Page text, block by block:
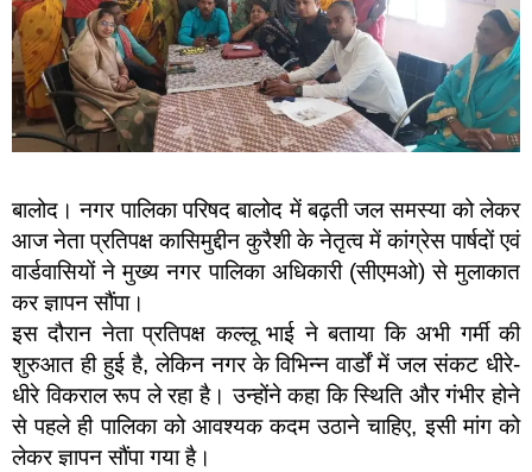
बालोद। नगर पालिका परिषद बालोद में बढ़ती जल समस्या को लेकर
आज नेता प्रतिपक्ष कासिमुद्दीन कुरैशी के नेतृत्व में कांग्रेस पार्षदों एवं
वार्डवासियों ने मुख्य नगर पालिका अधिकारी (सीएमओ) से मुलाकात
कर ज्ञापन सौंपा।
इस दौरान नेता प्रतिपक्ष कल्लू भाई ने बताया कि अभी गर्मी की
शुरुआत ही हुई है, लेकिन नगर के विभिन्न वार्डों में जल संकट धीरे-
धीरे विकराल रूप ले रहा है। उन्होंने कहा कि स्थिति और गंभीर होने
से पहले ही पालिका को आवश्यक कदम उठाने चाहिए, इसी मांग को
लेकर ज्ञापन सौंपा गया है।